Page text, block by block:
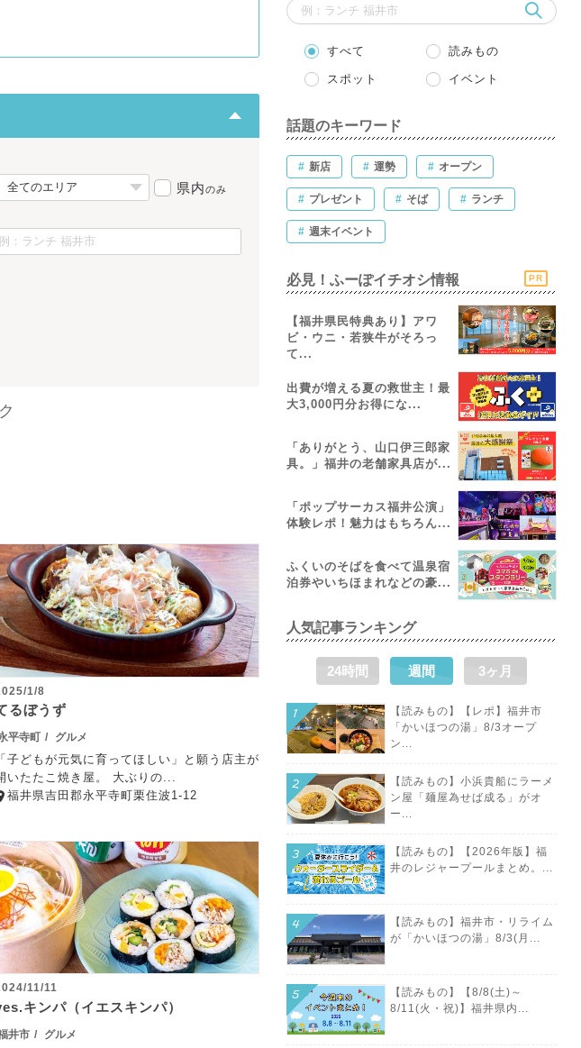
県内のみ
1/8
るぼうず
平寺町 グルメ
「子どもが元気に育ってほしい」と願う店主が
いたたこ焼き屋。 大ぶりの...
福井県吉田郡永平寺町栗住波1-12
11/11
キンパ（イエスキンパ）
井市 グルメ
すべて 読みもの
スポット イベント
話題のキーワード
# 新店 # 運勢 # オープン
# プレゼント # そば # ランチ
# 週末イベント
必見！ふーぽイチオシ情報 PR
【福井県民特典あり】アワ
ビ・ウニ・若狭牛がそろっ
て...
出費が増える夏の救世主！最
大3,000円分お得にな...
「ありがとう、山口伊三郎家
具。」福井の老舗家具店が...
「ポップサーカス福井公演」
体験レポ！魅力はもちろん...
ふくいのそばを食べて温泉宿
泊券やいちほまれなどの豪...
人気記事ランキング
24時間 週間 3ヶ月
【読みもの】【レポ】福井市
「かいほつの湯」8/3オープ
ン...
【読みもの】小浜貴船にラーメ
ン屋「麺屋為せば成る」がオ
ー...
【読みもの】【2026年版】福
井のレジャープールまとめ。...
【読みもの】福井市・リライム
が「かいほつの湯」8/3(月...
【読みもの】【8/8(土)～
8/11(火・祝)】福井県内...